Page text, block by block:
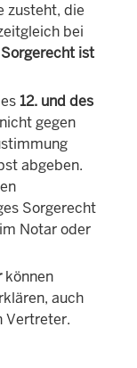
zusteht, die
bei
ist
12. und des
gegen
abgeben.
Sorgerecht
Notar oder
können
auch
Vertreter.